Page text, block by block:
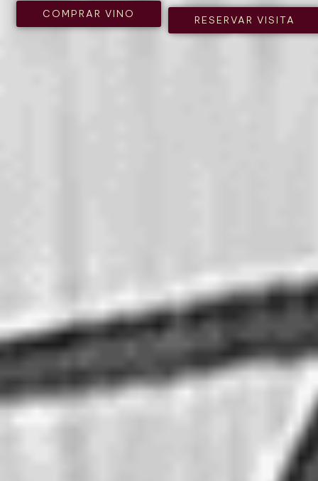
COMPRAR VINO RESERVAR VISITA